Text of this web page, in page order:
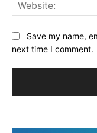
Save my name,
next time I comment.